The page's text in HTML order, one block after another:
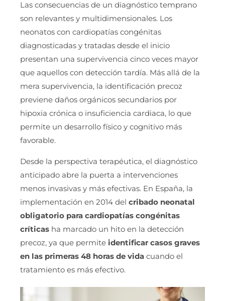
Las consecuencias de un diagnóstico temprano
son relevantes y multidimensionales. Los
neonatos con cardiopatías congénitas
diagnosticadas y tratadas desde el inicio
presentan una supervivencia cinco veces mayor
que aquellos con detección tardía. Más allá de la
mera supervivencia, la identificación precoz
previene daños orgánicos secundarios por
hipoxia crónica o insuficiencia cardiaca, lo que
permite un desarrollo físico y cognitivo más
favorable.
Desde la perspectiva terapéutica, el diagnóstico
anticipado abre la puerta a intervenciones
menos invasivas y más efectivas. En España, la
implementación en 2014 del cribado neonatal
obligatorio para cardiopatías congénitas
críticas ha marcado un hito en la detección
precoz, ya que permite identificar casos graves
en las primeras 48 horas de vida cuando el
tratamiento es más efectivo.